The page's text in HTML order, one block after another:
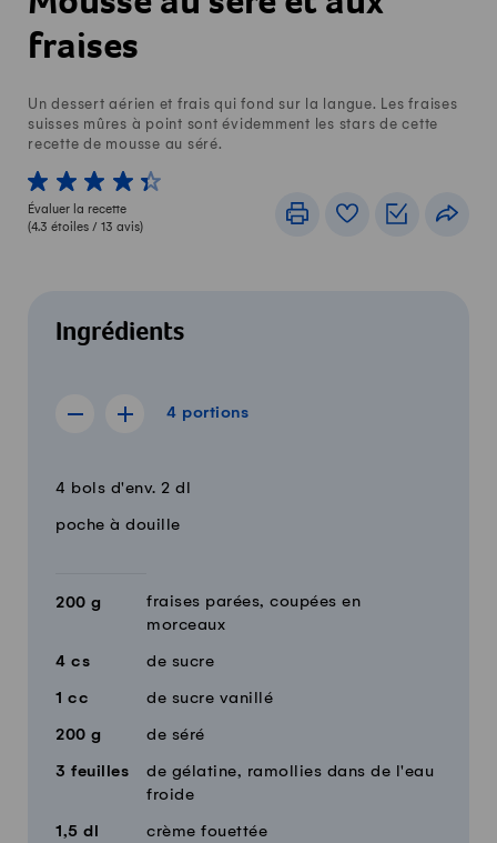
fraises
Un dessert aérien et frais qui fond sur la langue. Les fraises
suisses mûres à point sont évidemment les stars de cette
recette de mousse au séré.
1 von 5 étoiles
2 von 5 étoiles
3 von 5 étoiles
4 von 5 étoiles
5 von 5 étoiles
Évaluer la recette
(4.3 étoiles / 13 avis)
ImprimerLivre de recettes
Listes de
Ingrédients
4 portions
Afficher la recette de 3 portions
Afficher la recette de 5 portions
4 portions
QuantitéIngrédients
4 bols d'env. 2 dl
poche à douille
200 g
fraises parées, coupées en
morceaux
4 cs de sucre
1 cc de sucre vanillé
200 g de séré
3 feuilles
de gélatine, ramollies dans de l'eau
froide
1,5 dl crème fouettée